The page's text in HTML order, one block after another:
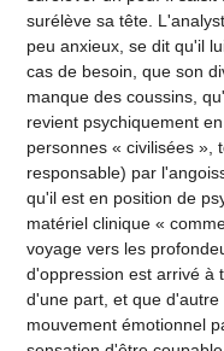
surélève sa tête.
peu anxieux, se dit qu'il
cas de besoin, que son
manque des coussins,
revient psychiquement
personnes « civilisées »,
responsable) par
qu'il est en position de
matériel clinique «
voyage vers les
d'oppression est arrivé à
d'une part, et que
mouvement émotionnel